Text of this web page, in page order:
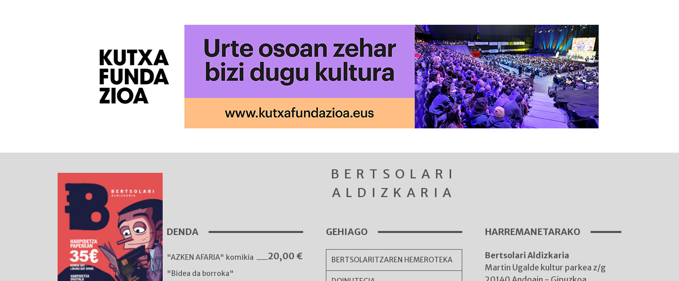
BERTSOLARI
ALDIZKARIA
DENDA
"AZKEN AFARIA" komikia 20,00 €
"Bidea da borroka"
GEHIAGO
BERTSOLARITZAREN HEMEROTEKA
HARREMANETARAKO
Bertsolari Aldizkaria
Martin Ugalde kultur parkea z/g